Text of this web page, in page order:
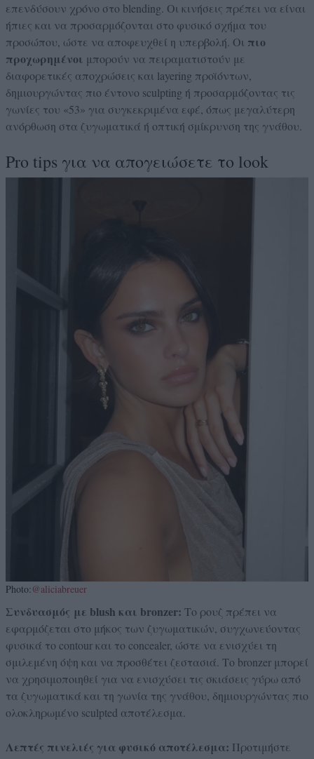
επενδύσουν χρόνο στο blending. Οι κινήσεις πρέπει να είναι
ήπιες και να προσαρμόζονται στο φυσικό σχήμα του
προσώπου, ώστε να αποφευχθεί η υπερβολή. Οι πιο
προχωρημένοι μπορούν να πειραματιστούν με
διαφορετικές αποχρώσεις και layering προϊόντων,
δημιουργώντας πιο έντονο sculpting ή προσαρμόζοντας τις
γωνίες του «53» για συγκεκριμένα εφέ, όπως μεγαλύτερη
ανόρθωση στα ζυγωματικά ή οπτική σμίκρυνση της γνάθου.
Pro tips για να απογειώσετε το look
Photo:@aliciabreuer
Συνδυασμός με blush και bronzer: Το ρουζ πρέπει να
εφαρμόζεται στο μήκος των ζυγωματικών, συγχωνεύοντας
φυσικά το contour και το concealer, ώστε να ενισχύει τη
σμιλεμένη όψη και να προσθέτει ζεστασιά. Το bronzer μπορεί
να χρησιμοποιηθεί για να ενισχύσει τις σκιάσεις γύρω από
τα ζυγωματικά και τη γωνία της γνάθου, δημιουργώντας πιο
ολοκληρωμένο sculpted αποτέλεσμα.
Λεπτές πινελιές για φυσικό αποτέλεσμα: Προτιμήστε